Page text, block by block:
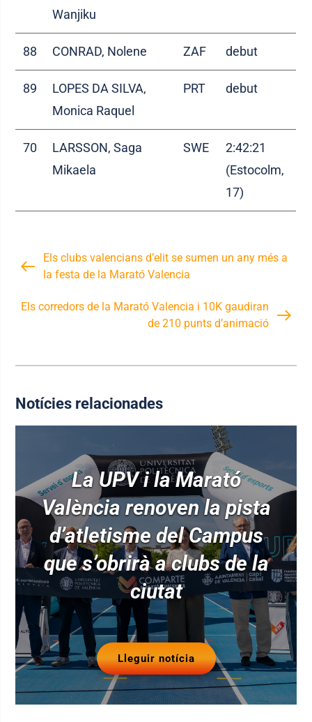
Wanjiku
88 CONRAD, Nolene ZAF debut
89
LOPES DA SILVA,
Monica Raquel
PRT debut
70
LARSSON, Saga
Mikaela
SWE
2:42:21
(Estocolm,
17)
Els clubs valencians d’elit se sumen un any més a
la festa de la Marató Valencia
Els corredors de la Marató Valencia i 10K gaudiran
de 210 punts d’animació
Notícies relacionades
La UPV i la Marató
València renoven la pista
d’atletisme del Campus
que s’obrirà a clubs de la
ciutat
Lleguir notícia